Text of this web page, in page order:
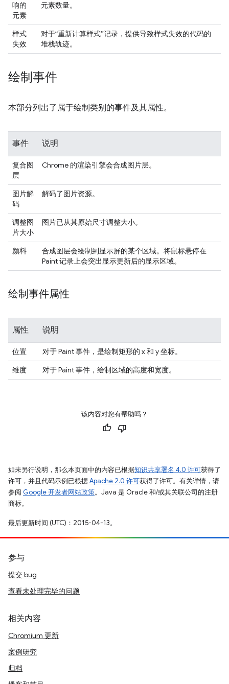
响的
元素
元素数量。
样式
失效
对于“重新计算样式”记录，提供导致样式失效的代码的
堆栈轨迹。
绘制事件
本部分列出了属于绘制类别的事件及其属性。
事件 说明
复合图
层
Chrome 的渲染引擎会合成图片层。
图片解
码
解码了图片资源。
调整图
片大小
图片已从其原始尺寸调整大小。
颜料
合成图层会绘制到显示屏的某个区域。将鼠标悬停在
Paint 记录上会突出显示更新后的显示区域。
绘制事件属性
属性 说明
位置
对于 Paint 事件，是绘制矩形的 x 和 y 坐标。
维度
对于 Paint 事件，绘制区域的高度和宽度。
该内容对您有帮助吗？
如未另行说明，那么本页面中的内容已根据知识共享署名 4.0 许可获得了
许可，并且代码示例已根据Apache 2.0 许可获得了许可。有关详情，请
参阅 Google 开发者网站政策。Java 是 Oracle 和/或其关联公司的注册
商标。
最后更新时间 (UTC)：2015-04-13。
参与
提交 bug
查看未处理完毕的问题
相关内容
Chromium 更新
案例研究
归档